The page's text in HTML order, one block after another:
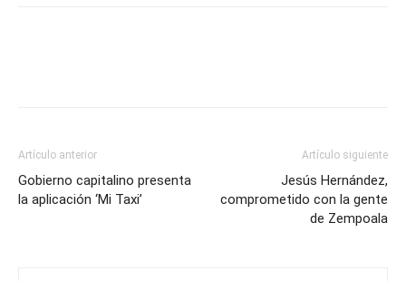
Artículo anterior
Gobierno capitalino presenta
la aplicación ‘Mi Taxi’
Artículo siguiente
Jesús Hernández,
comprometido con la gente
de Zempoala